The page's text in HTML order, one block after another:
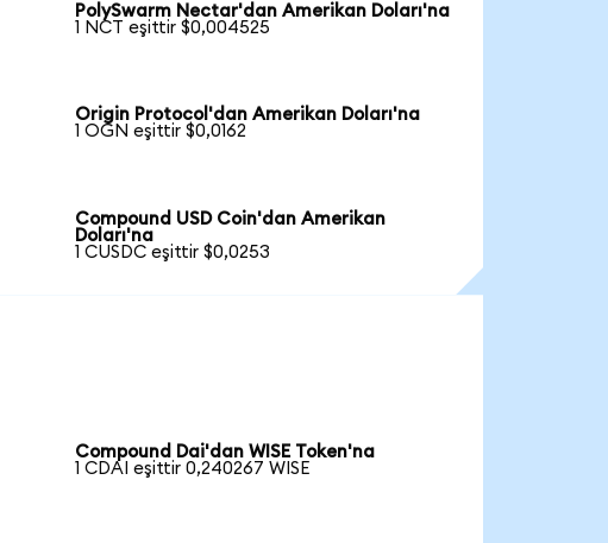
PolySwarm Nectar'dan Amerikan Doları'na
1 NCT eşittir $0,004525
Origin Protocol'dan Amerikan Doları'na
1 OGN eşittir $0,0162
Compound USD Coin'dan Amerikan
Doları'na
1 CUSDC eşittir $0,0253
Compound Dai'dan WISE Token'na
1 CDAI eşittir 0,240267 WISE